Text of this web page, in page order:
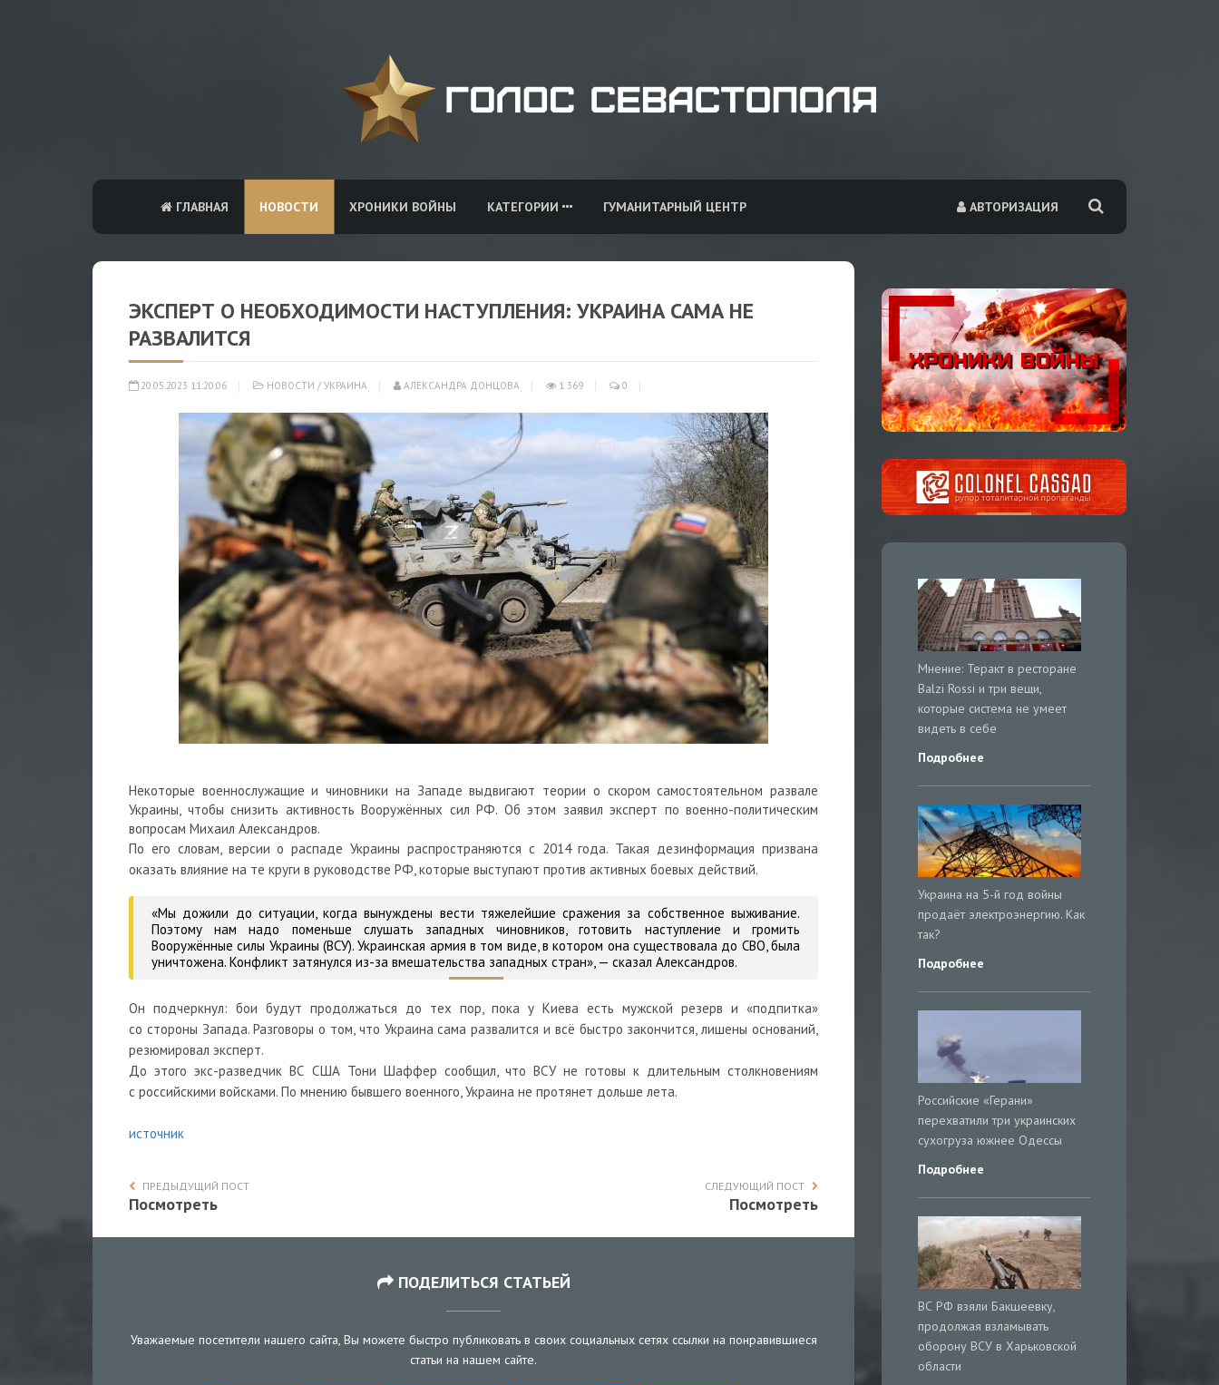
АВТОРИЗАЦИЯ
ГЛАВНАЯ НОВОСТИ ХРОНИКИ ВОЙНЫ КАТЕГОРИИ ГУМАНИТАРНЫЙ ЦЕНТР
ЭКСПЕРТ О НЕОБХОДИМОСТИ НАСТУПЛЕНИЯ: УКРАИНА САМА НЕ
РАЗВАЛИТСЯ
20.05.2023 11:20:06 НОВОСТИ / УКРАИНА АЛЕКСАНДРА ДОНЦОВА 1 369 0
Некоторые военнослужащие и чиновники на Западе выдвигают теории о скором самостоятельном развале
Украины, чтобы снизить активность Вооружённых сил РФ. Об этом заявил эксперт по военно-политическим
вопросам Михаил Александров.
По его словам, версии о распаде Украины распространяются с 2014 года. Такая дезинформация призвана
оказать влияние на те круги в руководстве РФ, которые выступают против активных боевых действий.
«Мы дожили до ситуации, когда вынуждены вести тяжелейшие сражения за собственное выживание.
Поэтому нам надо поменьше слушать западных чиновников, готовить наступление и громить
Вооружённые силы Украины (ВСУ). Украинская армия в том виде, в котором она существовала до СВО, была
уничтожена. Конфликт затянулся из-за вмешательства западных стран»,— сказал Александров.
Он подчеркнул: бои будут продолжаться до тех пор, пока у Киева есть мужской резерв и «подпитка»
со стороны Запада. Разговоры о том, что Украина сама развалится и всё быстро закончится, лишены оснований,
резюмировал эксперт.
До этого экс-разведчик ВС США Тони Шаффер сообщил, что ВСУ не готовы к длительным столкновениям
с российскими войсками. По мнению бывшего военного, Украина не протянет дольше лета.
источник
ПРЕДЫДУЩИЙ ПОСТ
Посмотреть
СЛЕДУЮЩИЙ ПОСТ
Посмотреть
ПОДЕЛИТЬСЯ СТАТЬЕЙ
Уважаемые посетители нашего сайта, Вы можете быстро публиковать в своих социальных сетях ссылки на понравившиеся
статьи на нашем сайте.
Мнение: Теракт в ресторане
Balzi Rossi и три вещи,
которые система не умеет
видеть в себе
Подробнее
Украина на 5-й год войны
продаёт электроэнергию. Как
так?
Подробнее
Российские «Герани»
перехватили три украинских
сухогруза южнее Одессы
Подробнее
ВС РФ взяли Бакшеевку,
продолжая взламывать
оборону ВСУ в Харьковской
области